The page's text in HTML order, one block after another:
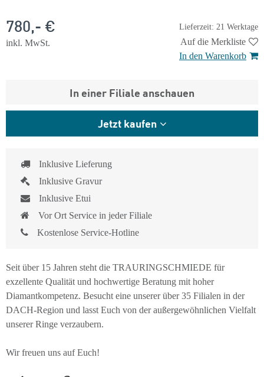
Lieferzeit: 21 Werktage
780,- €
inkl. MwSt.
Auf die Merkliste
In den Warenkorb
In einer Filiale anschauen
Jetzt kaufen
Inklusive Lieferung
Inklusive Gravur
Inklusive Etui
Vor Ort Service in jeder Filiale
Kostenlose Service-Hotline
Seit über 15 Jahren steht die TRAURINGSCHMIEDE für
exzellente Qualität und hochwertige Beratung mit hoher
Diamantkompetenz. Besucht eine unserer über 35 Filialen in der
DACH-Region und lasst Euch von der außergewöhnlichen Vielfalt
unserer Ringe verzaubern.
Wir freuen uns auf Euch!